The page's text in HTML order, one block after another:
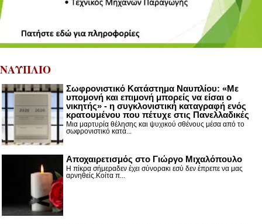
ΝΑΥΠΛΙΟ
Σωφρονιστικό Κατάστημα Ναυπλίου: «Με
υπομονή και επιμονή μπορείς να είσαι ο
νικητής» - η συγκλονιστική καταγραφή ενός
κρατουμένου που πέτυχε στις Πανελλαδικές
Μια μαρτυρία θέλησης και ψυχικού σθένους μέσα από το
σωφρονιστικό κατά...
Αποχαιρετισμός στο Γιώργο Μιχαλόπουλο
Η πίκρα σήμεραδεν έχει σύνορακι εσύ δεν έπρεπε να μας
αρνηθείς.Κοίτα π...